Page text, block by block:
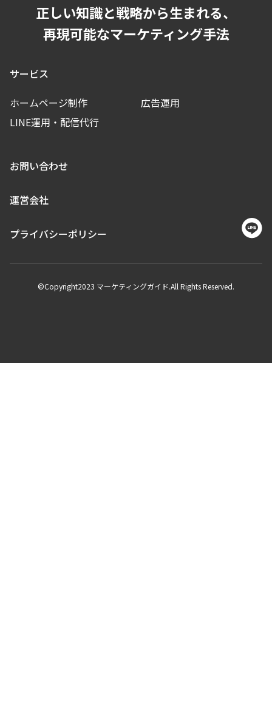
正しい知識と戦略から生まれる、
再現可能なマーケティング手法
サービス
ホームページ制作
広告運用
LINE運用・配信代行
お問い合わせ
運営会社
プライバシーポリシー
©Copyright2023 マーケティングガイド.All Rights Reserved.